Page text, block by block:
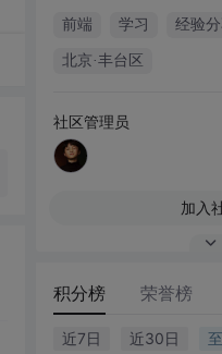
前端 学习 经验
北京·丰台区
社区管理员
加入
积分榜 荣誉榜
近7日 近30日